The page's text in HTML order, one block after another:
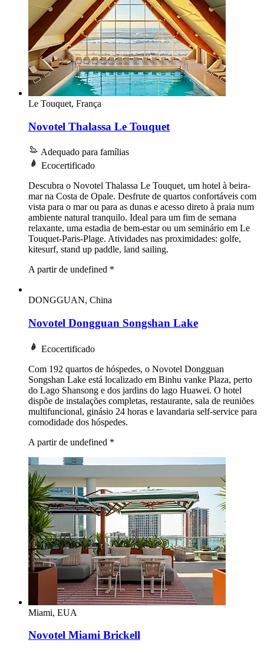
Le Touquet, França
Novotel Thalassa Le Touquet
Adequado para famílias
Ecocertificado
Descubra o Novotel Thalassa Le Touquet, um hotel à beira-
mar na Costa de Opale. Desfrute de quartos confortáveis com
vista para o mar ou para as dunas e acesso direto à praia num
ambiente natural tranquilo. Ideal para um fim de semana
relaxante, uma estadia de bem-estar ou um seminário em Le
Touquet-Paris-Plage. Atividades nas proximidades: golfe,
kitesurf, stand up paddle, land sailing.
A partir de undefined *
DONGGUAN, China
Novotel Dongguan Songshan Lake
Ecocertificado
Com 192 quartos de hóspedes, o Novotel Dongguan
Songshan Lake está localizado em Binhu vanke Plaza, perto
do Lago Shansong e dos jardins do lago Huawei. O hotel
dispõe de instalações completas, restaurante, sala de reuniões
multifuncional, ginásio 24 horas e lavandaria self-service para
comodidade dos hóspedes.
A partir de undefined *
Miami, EUA
Novotel Miami Brickell